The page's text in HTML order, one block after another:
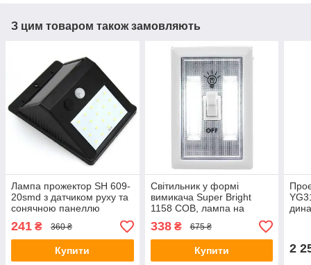
З цим товаром також замовляють
Лампа прожектор SH 609-
20smd з датчиком руху та
сонячною панеллю
настінний вуличний
241 ₴ 360 ₴
Купити
Світильник у формі
вимикача Super Bright
1158 COB, лампа на
липучці, меблевий
світильник
338₴ 675 ₴
Купити 2